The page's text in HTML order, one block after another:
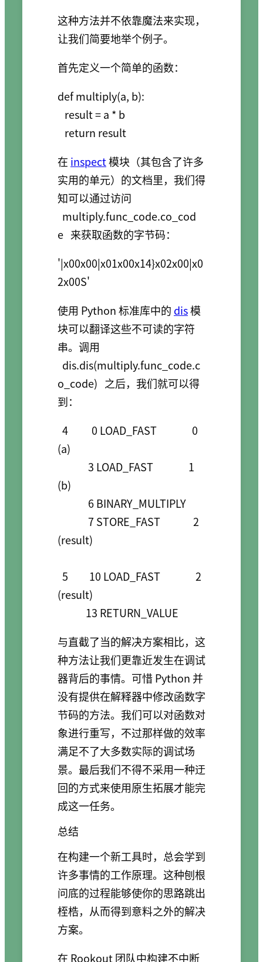
这种方法并不依靠魔法来实现，
让我们简要地举个例子。
首先定义一个简单的函数：
def multiply(a, b):
   return result
在 inspect模块（其包含了许多
实用的单元）的文档里，我们得
知可以通过访问
multiply.func_code.co_cod
e 来获取函数的字节码：
'|x00x00|x01x00x14}x02x00|x0
2x00S'
使用 Python 标准库中的 dis模
块可以翻译这些不可读的字符
串。调用
dis.dis(multiply.func_code.c
o_code) 之后，我们就可以得
到：
(a)
(b)
(result)
(result)
            13 RETURN_VALUE
与直截了当的解决方案相比，这
种方法让我们更靠近发生在调试
器背后的事情。可惜 Python 并
没有提供在解释器中修改函数字
节码的方法。我们可以对函数对
象进行重写，不过那样做的效率
满足不了大多数实际的调试场
景。最后我们不得不采用一种迂
回的方式来使用原生拓展才能完
成这一任务。
总结
在构建一个新工具时，总会学到
许多事情的工作原理。这种刨根
问底的过程能够使你的思路跳出
桎梏，从而得到意料之外的解决
方案。
在 Rookout 团队中构建不中断